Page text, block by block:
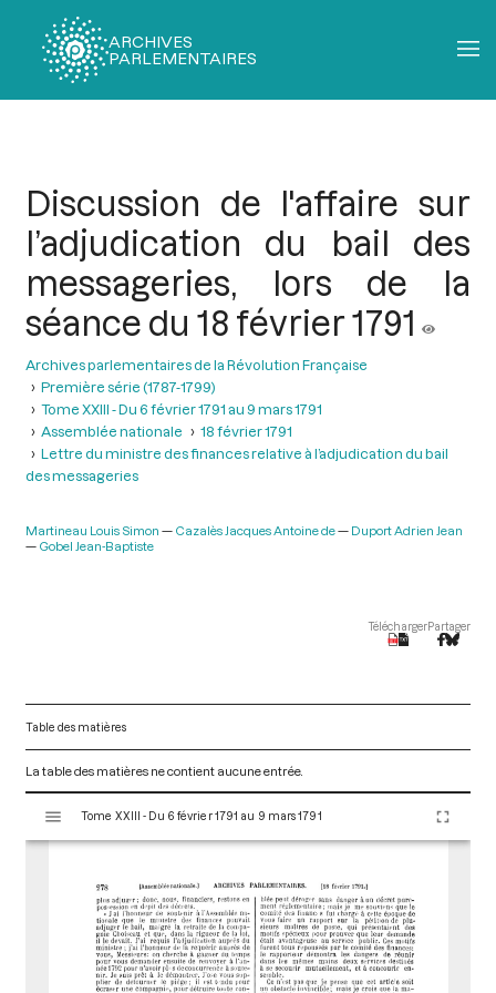
ARCHIVES
PARLEMENTAIRES
Discussion de l'affaire sur
l’adjudication du bail des
messageries, lors de la
séance du 18 février 1791
Archives parlementaires de la Révolution Française
Première série (1787-1799)
Tome XXIII - Du 6 février 1791 au 9 mars 1791
Assemblée nationale
18 février 1791
Lettre du ministre des finances relative à l’adjudication du bail
des messageries
Martineau Louis Simon Cazalès Jacques Antoine de
Duport Adrien Jean
Gobel Jean-Baptiste
TéléchargerPartager
Table des matières
La table des matières ne contient aucune entrée.
s
Tome XXIII - Du 6 février 1791 au 9 mars 1791